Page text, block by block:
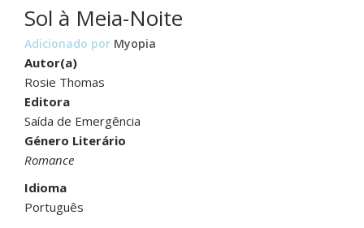
Sol à Meia-Noite
Adicionado por Myopia
Autor(a)
Rosie Thomas
Editora
Saída de Emergência
Género Literário
Romance
Idioma
Português